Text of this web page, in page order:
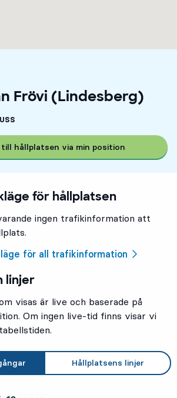
Frövi (Lindesberg)
hållplatsen via min position
för hållplatsen
ingen trafikinformation att
för all trafikinformation
linjer
visas är live och baserade på
Om ingen live-tid finns visar vi
Hållplatsens linjer